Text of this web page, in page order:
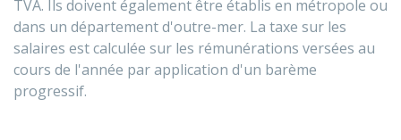
TVA. Ils doivent également être établis en métropole ou
dans un département d'outre-mer. La taxe sur les
salaires est calculée sur les rémunérations versées au
cours de l'année par application d'un barème
progressif.